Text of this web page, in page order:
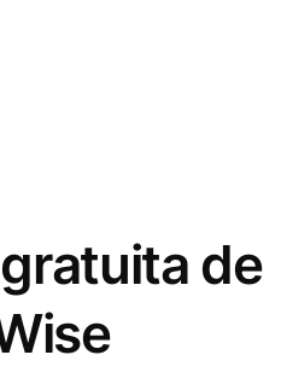
de